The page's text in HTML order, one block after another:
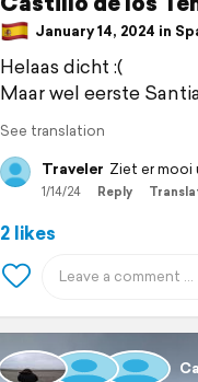
January 14, 2024 in
Helaas dicht :(
Maar wel eerste
See translation
Traveler Ziet er mooi
1/14/24 Reply
2 likes